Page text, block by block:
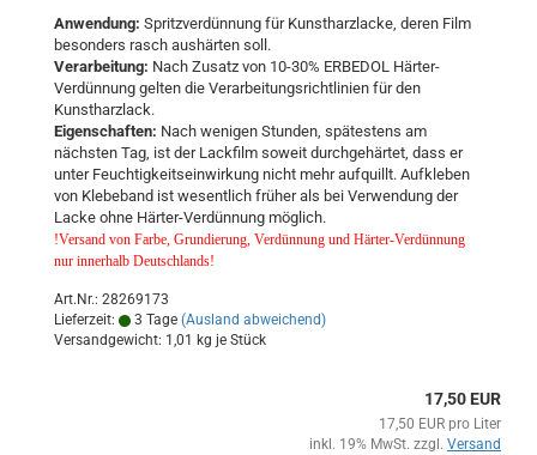
Anwendung: Spritzverdünnung für Kunstharzlacke, deren Film
besonders rasch aushärten soll.
Verarbeitung: Nach Zusatz von 10-30% ERBEDOL Härter-
Verdünnung gelten die Verarbeitungsrichtlinien für den
Kunstharzlack.
Eigenschaften: Nach wenigen Stunden, spätestens am
nächsten Tag, ist der Lackfilm soweit durchgehärtet, dass er
unter Feuchtigkeitseinwirkung nicht mehr aufquillt. Aufkleben
von Klebeband ist wesentlich früher als bei Verwendung der
Lacke ohne Härter-Verdünnung möglich.
!Versand von Farbe, Grundierung, Verdünnung und Härter-Verdünnung
nur innerhalb Deutschlands!
Art.Nr.: 28269173
Lieferzeit:
3 Tage (Ausland abweichend)
Versandgewicht: 1,01 kg je Stück
17,50 EUR
17,50 EUR pro Liter
inkl. 19% MwSt. zzgl. Versand